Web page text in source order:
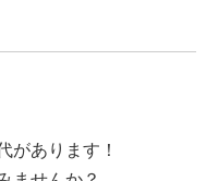
があります！